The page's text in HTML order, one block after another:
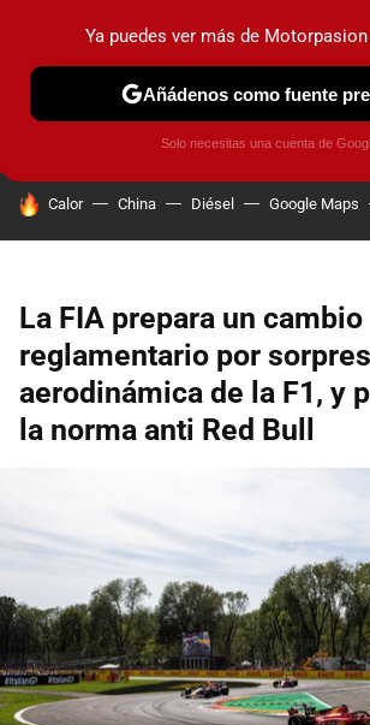
PRUEBAS COCHES ELÉCTRICOS
HOY SE HABLA DE
Calor China Diésel Google Maps
La FIA prepara un cambio
reglamentario por
aerodinámica de la F1, y
la norma anti Red Bull
Ya puedes ver más de
Añádenos como fuente
Solo necesitas una cuenta de